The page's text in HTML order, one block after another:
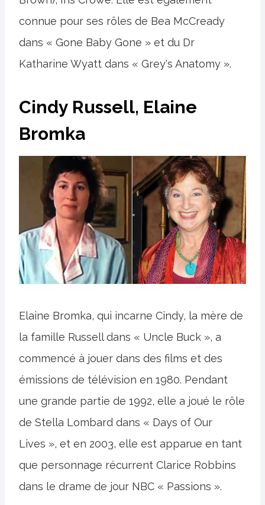
connue pour ses rôles de Bea McCready
dans « Gone Baby Gone » et du Dr
Katharine Wyatt dans « Grey's Anatomy ».
Cindy Russell, Elaine
Bromka
Elaine Bromka, qui incarne Cindy, la mère de
la famille Russell dans « Uncle Buck », a
commencé à jouer dans des films et des
émissions de télévision en 1980. Pendant
une grande partie de 1992, elle a joué le rôle
de Stella Lombard dans « Days of Our
Lives », et en 2003, elle est apparue en tant
que personnage récurrent Clarice Robbins
dans le drame de jour NBC « Passions ».